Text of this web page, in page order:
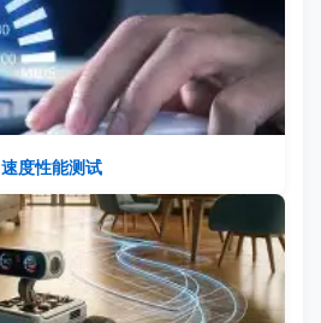
速度性能测试